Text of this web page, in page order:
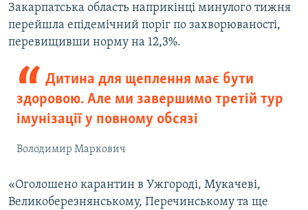
Закарпатська область наприкінці минулого тижня
перейшла епідемічний поріг по захворюваності,
перевищивши норму на 12,3%.
Дитина для щеплення має бути
здоровою. Але ми завершимо третій тур
імунізації у повному обсязі
Володимир Маркович
«Оголошено карантин в Ужгороді, Мукачеві,
Великоберезнянському, Перечинському та ще